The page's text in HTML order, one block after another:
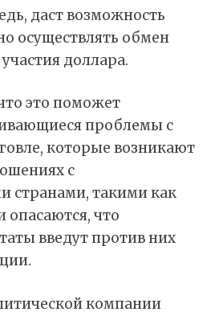
даст возможность
осуществлять обмен
доллара.
это поможет
проблемы с
которые возникают
с
странами, такими как
опасаются, что
введут против них
компании